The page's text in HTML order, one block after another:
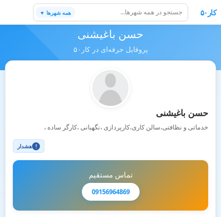
کار۵۰ همه شهرها ▼
حسن باغیشنی
پروفایل حرفه‌ای در کار۵۰
حسن باغیشنی
خدماتی و نظافتی،سالن کاری،کارپردازی ،نگهبانی ،کارگر ساده ،
! هشدار
تماس مستقیم
09156964869